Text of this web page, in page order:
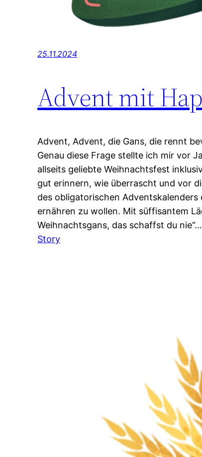
25.11.2024
Advent mit
Advent, Advent, die Gans, die rennt
Genau diese Frage stellte ich mir vor
allseits geliebte Weihnachtsfest
gut erinnern, wie überrascht und vor
des obligatorischen
ernähren zu wollen. Mit süffisantem
Weihnachtsgans, das schaffst du nie“…
Story: